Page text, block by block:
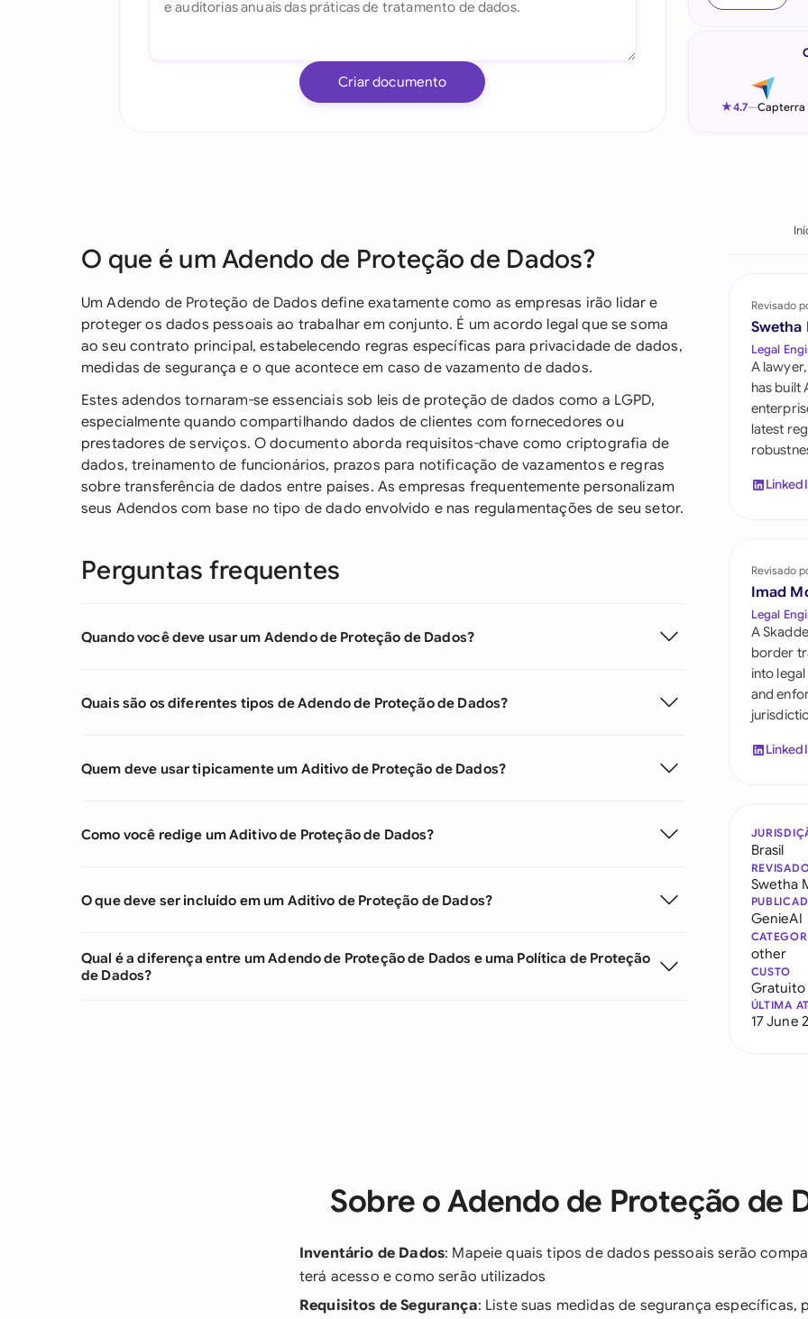
Italia
Philippines
Saudi Arabia
Singapore
South Africa
Switzerland
United Kingdom
United States
Criar documento
★4.7—Capterra
O que é um Adendo de Proteção de Dados?
Um Adendo de Proteção de Dados define exatamente como as empresas irão lidar e
proteger os dados pessoais ao trabalhar em conjunto. É um acordo legal que se soma
ao seu contrato principal, estabelecendo regras específicas para privacidade de dados,
medidas de segurança e o que acontece em caso de vazamento de dados.
Estes adendos tornaram-se essenciais sob leis de proteção de dados como a LGPD,
especialmente quando compartilhando dados de clientes com fornecedores ou
prestadores de serviços. O documento aborda requisitos-chave como criptografia de
dados, treinamento de funcionários, prazos para notificação de vazamentos e regras
sobre transferência de dados entre países. As empresas frequentemente personalizam
seus Adendos com base no tipo de dado envolvido e nas regulamentações de seu setor.
Perguntas frequentes
Quando você deve usar um Adendo de Proteção de Dados?
Quais são os diferentes tipos de Adendo de Proteção de Dados?
Quem deve usar tipicamente um Aditivo de Proteção de Dados?
Como você redige um Aditivo de Proteção de Dados?
O que deve ser incluído em um Aditivo de Proteção de Dados?
Qual é a diferença entre um Adendo de Proteção de Dados e uma Política de Proteção
de Dados?
Revisado
Swetha
Legal
A
has built
latest
Revisado
Imad
Legal
A
border
into
and
Brasil
Swetha
GenieAI
other
CUSTO
Gratuito
ÚLTIMA
17 June
Sobre o Adendo de Proteção de
Inventário de Dados: Mapeie quais tipos de dados pessoais serão
terá acesso e como serão utilizados
Requisitos de Segurança: Liste suas medidas de segurança específicas,